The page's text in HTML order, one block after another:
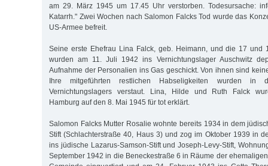
am 29. März 1945 um 17.45 Uhr verstorben. Todesursache:
Katarrh." Zwei Wochen nach Salomon Falcks Tod wurde das
US-Armee befreit.
Seine erste Ehefrau Lina Falck, geb. Heimann, und die 17 und
wurden am 11. Juli 1942 ins Vernichtungslager Auschwitz
Aufnahme der Personalien ins Gas geschickt. Von ihnen sind
Ihre mitgeführten restlichen Habseligkeiten wurden in
Vernichtungslagers verstaut. Lina, Hilde und Ruth Falck
Hamburg auf den 8. Mai 1945 für tot erklärt.
Salomon Falcks Mutter Rosalie wohnte bereits 1934 in dem
Stift (Schlachterstraße 40, Haus 3) und zog im Oktober 1939 in
ins jüdische Lazarus-Samson-Stift und Joseph-Levy-Stift,
September 1942 in die Beneckestraße 6 in Räume der